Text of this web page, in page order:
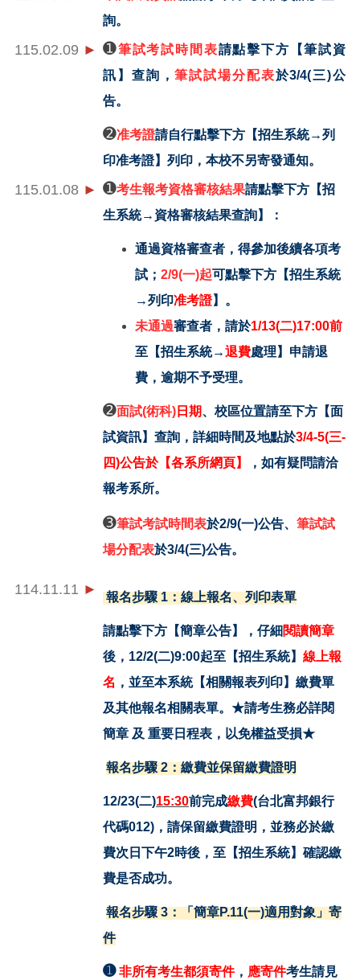
詢。
115.02.09 ► ➊筆試考試時間表請點擊下方【筆試資
訊】查詢，筆試試場分配表於3/4(三)公
告。
➋准考證請自行點擊下方【招生系統→列
印准考證】列印，本校不另寄發通知。
115.01.08 ► ➊考生報考資格審核結果請點擊下方【招
生系統→資格審核結果查詢】：
通過資格審查者，得參加後續各項考
試； 2/9(一)起可點擊下方【招生系統
→列印准考證】。
未通過審查者，請於1/13(二)17:00前
至【招生系統→退費處理】申請退
費，逾期不予受理。
➋面試(術科) 日期、校區位置請至下方【面
試資訊】查詢，詳細時間及地點於3/4-5(三-
四)公告於【各系所網頁】
，如有疑問請洽
報考系所。
➌筆試考試時間表於2/9(一)公告、 筆試試
場分配表於3/4(三)公告。
114.11.11 ► 報名步驟 1：線上報名、列印表單
請點擊下方【簡章公告】，仔細 閱讀簡章
後，12/2(二)9:00起至【招生系統】 線上報
名 ，並至本系統【相關報表列印】繳費單
及其他報名相關表單。★請考生務必詳閱
簡章 及 重要日程表，以免權益受損★
報名步驟 2：繳費並保留繳費證明
12/23(二)15:30前完成繳費(台北富邦銀行
代碼012)，請保留繳費證明，並務必於繳
費次日下午2時後，至【招生系統】確認繳
費是否成功。
報名步驟 3：
「簡章P.11(一)適用對象」寄
件
➊ 非所有考生都須寄件 ， 應寄件考生請見